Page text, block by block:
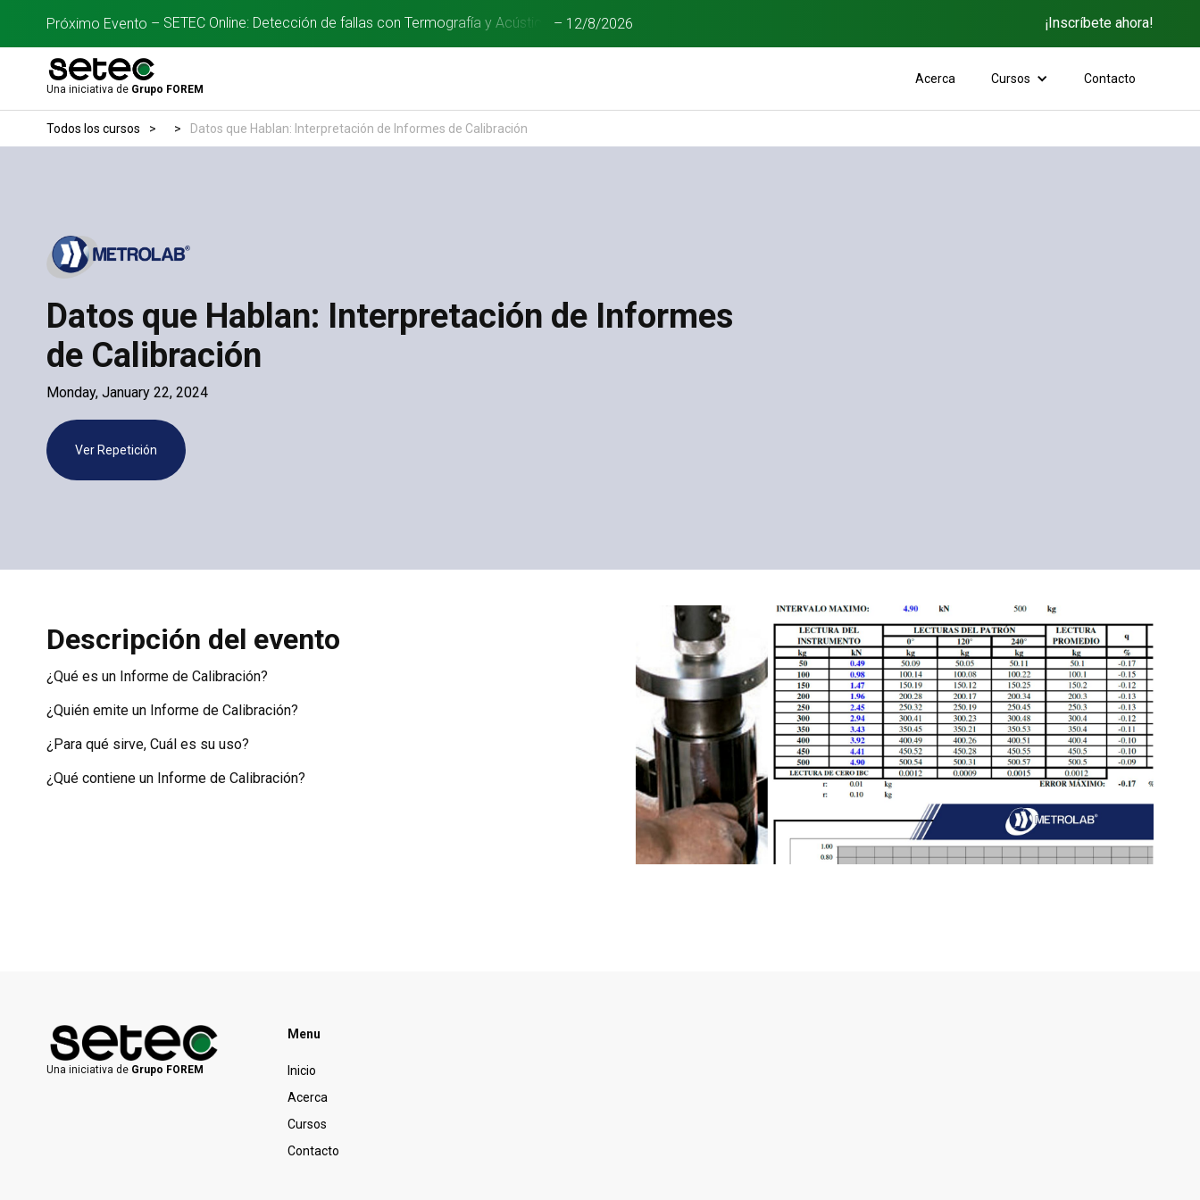
Próximo Evento – SETEC Online: Detección de fallas con Termografía y Acústica – 12/8/2026 ¡Inscríbete ahora!
Una iniciativa de Grupo FOREM
Acerca Cursos Contacto
Todos los cursos > > Datos que Hablan: Interpretación de Informes de Calibración
Datos que Hablan: Interpretación de Informes
de Calibración
Monday, January 22, 2024
Ver Repetición
Descripción del evento
¿Qué es un Informe de Calibración?
¿Quién emite un Informe de Calibración?
¿Para qué sirve, Cuál es su uso?
¿Qué contiene un Informe de Calibración?
Una iniciativa de Grupo FOREM
Menu
Inicio
Acerca
Cursos
Contacto